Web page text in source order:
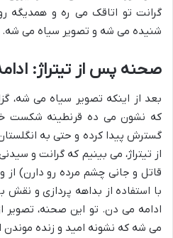
گرانت تو اتاقک می ره و همدیگه
شنیده می شه و تصویر سیاه می شه.
صحنه پس از تیتراژ:
بعد از اینکه تصویر سیاه می
که نشون می ده قرنطینه شکست
گسترش پیدا کرده و حتی به
از تیتراژ، می بینیم که گرانت و
قاتل و جانی چشم مرده رو دارن)
با استفاده از بداهه پردازی و نقش
ادامه می دن. تو این صحنه، تصویر
می شه که نشونه امید و زنده موندن